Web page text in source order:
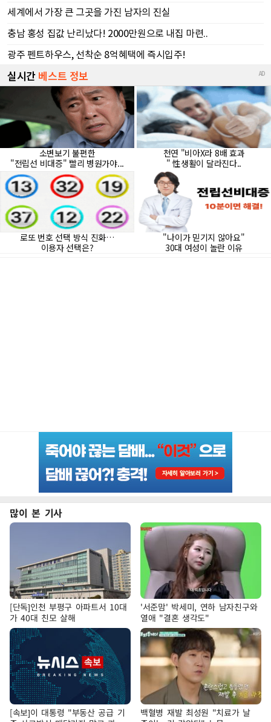
많이 본 기사
[단독]인천 부평구 아파트서 10대
가 40대 친모 살해
'서준맘' 박세미, 연하 남자친구와
열애 "결혼 생각도"
[속보]이 대통령 "부동산 공급 기
백혈병 재발 최성원 "치료가 날